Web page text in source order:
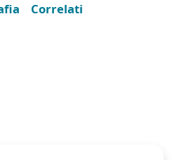
Correlati